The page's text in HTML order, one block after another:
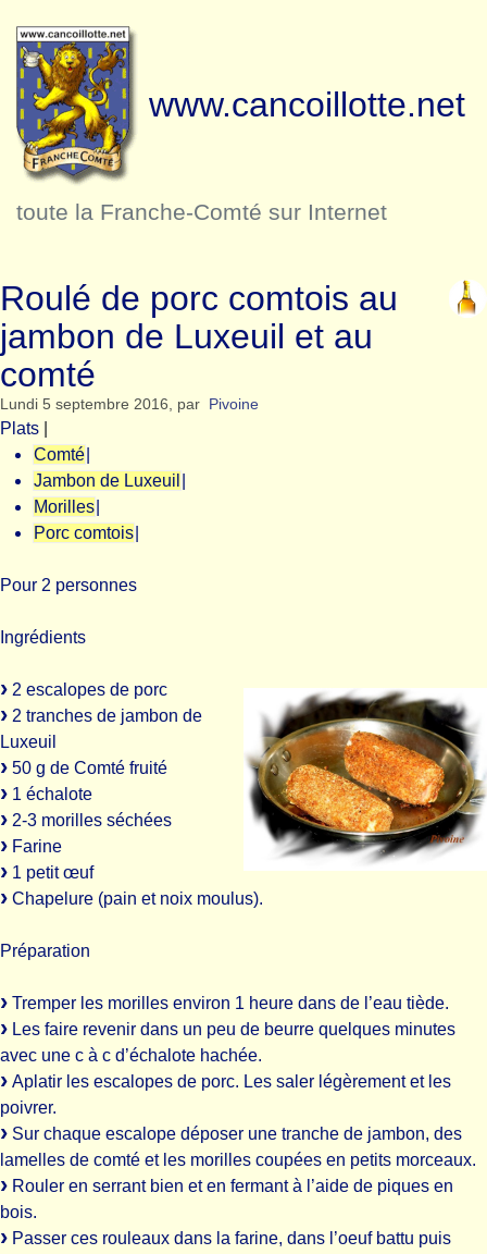
www.cancoillotte.net
toute la Franche-Comté sur Internet
Roulé de porc comtois au
jambon de Luxeuil et au
comté
Lundi 5 septembre 2016, par Pivoine
Plats
Comté
Jambon de Luxeuil
Morilles
Porc comtois
Pour 2 personnes
Ingrédients
2 escalopes de porc
2 tranches de jambon de
Luxeuil
50 g de Comté fruité
1 échalote
2-3 morilles séchées
Farine
1 petit œuf
Chapelure (pain et noix moulus).
Préparation
Tremper les morilles environ 1 heure dans de l’eau tiède.
Les faire revenir dans un peu de beurre quelques minutes
avec une c à c d’échalote hachée.
Aplatir les escalopes de porc. Les saler légèrement et les
poivrer.
Sur chaque escalope déposer une tranche de jambon, des
lamelles de comté et les morilles coupées en petits morceaux.
Rouler en serrant bien et en fermant à l’aide de piques en
bois.
Passer ces rouleaux dans la farine, dans l’oeuf battu puis